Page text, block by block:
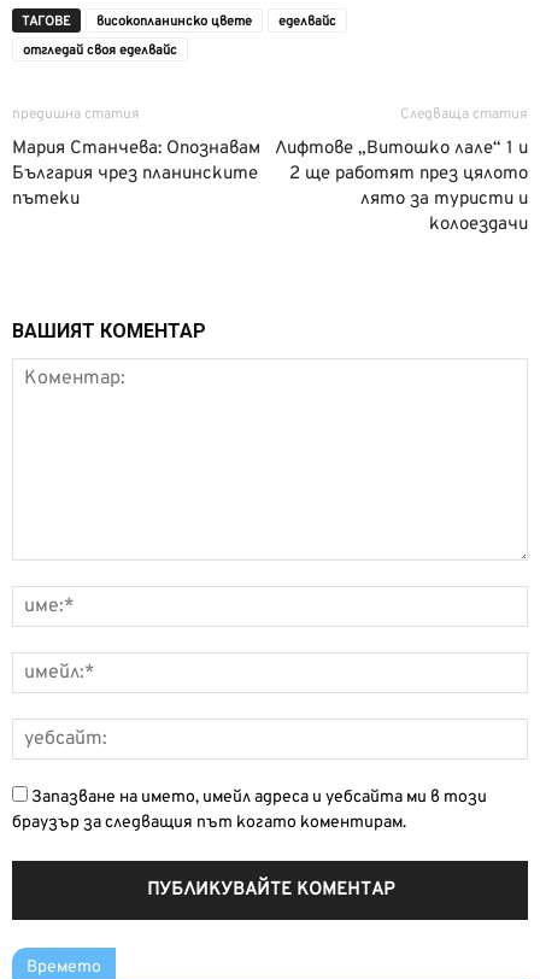
ТАГОВЕ високопланинско цвете
еделвайс
отгледай своя еделвайс
предишна статия
Мария Станчева: Опознавам
България чрез планинските
пътеки
Следваща статия
Лифтове „Витошко лале“ 1 и
2 ще работят през цялото
лято за туристи и
колоездачи
ВАШИЯТ КОМЕНТАР
Запазване на името, имейл адреса и уебсайта ми в този
браузър за следващия път когато коментирам.
Времето